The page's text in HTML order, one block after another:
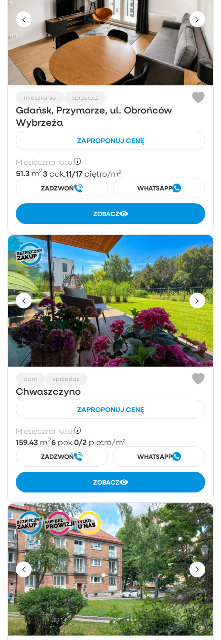
mieszkanie sprzedaż
Gdańsk, Przymorze, ul. Obrońców
Wybrzeża
ZAPROPONUJ CENĘ
Miesięczna rata:
51.3 m23 pok.11/17 piętro/m²
ZADZWOŃ WHATSAPP
ZOBACZ
dom sprzedaż
Chwaszczyno
ZAPROPONUJ CENĘ
Miesięczna rata:
159.43 m26 pok.0/2 piętro/m²
ZADZWOŃ WHATSAPP
ZOBACZ